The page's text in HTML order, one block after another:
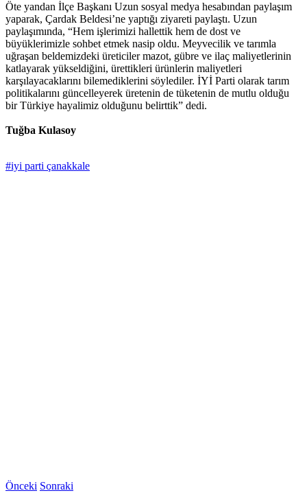
Öte yandan İlçe Başkanı Uzun sosyal medya hesabından paylaşım
yaparak, Çardak Beldesi’ne yaptığı ziyareti paylaştı. Uzun
paylaşımında, “Hem işlerimizi hallettik hem de dost ve
büyüklerimizle sohbet etmek nasip oldu. Meyvecilik ve tarımla
uğraşan beldemizdeki üreticiler mazot, gübre ve ilaç maliyetlerinin
katlayarak yükseldiğini, ürettikleri ürünlerin maliyetleri
karşılayacaklarını bilemediklerini söylediler. İYİ Parti olarak tarım
politikalarını güncelleyerek üretenin de tüketenin de mutlu olduğu
bir Türkiye hayalimiz olduğunu belirttik” dedi.
Tuğba Kulasoy
#iyi parti çanakkale
Önceki Sonraki